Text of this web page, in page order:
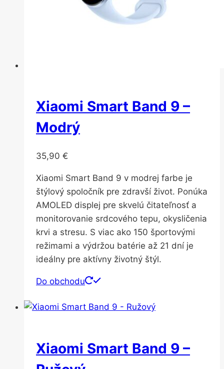
Xiaomi Smart Band 9 –
Modrý
35,90 €
Xiaomi Smart Band 9 v modrej farbe je
štýlový spoločník pre zdravší život. Ponúka
AMOLED displej pre skvelú čitateľnosť a
monitorovanie srdcového tepu, okysličenia
krvi a stresu. S viac ako 150 športovými
režimami a výdržou batérie až 21 dní je
ideálny pre aktívny životný štýl.
Do obchodu
Xiaomi Smart Band 9 –